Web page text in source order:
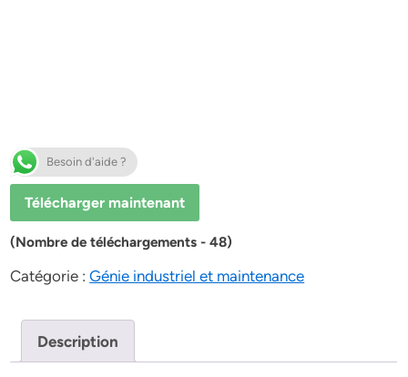
Besoin d'aide ?
Télécharger maintenant
(Nombre de téléchargements - 48)
Catégorie :Génie industriel et maintenance
Description